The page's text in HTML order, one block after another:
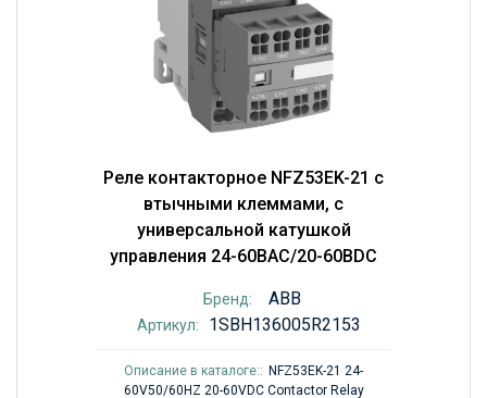
Реле контакторное NFZ53EK-21 с
втычными клеммами, с
универсальной катушкой
управления 24-60BAC/20-60BDC
Бренд: ABB
Артикул: 1SBH136005R2153
Описание в каталоге:: NFZ53EK-21 24-
60V50/60HZ 20-60VDC Contactor Relay